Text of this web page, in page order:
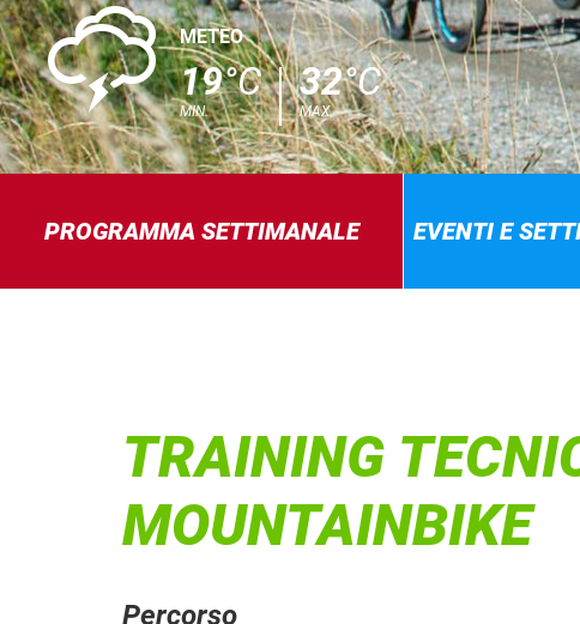
0 METEO
19°C
MIN.
32°C
MAX.
PROGRAMMA SETTIMANALE EVENTI E
TRAINING
MOUNTAINBIKE
Percorso